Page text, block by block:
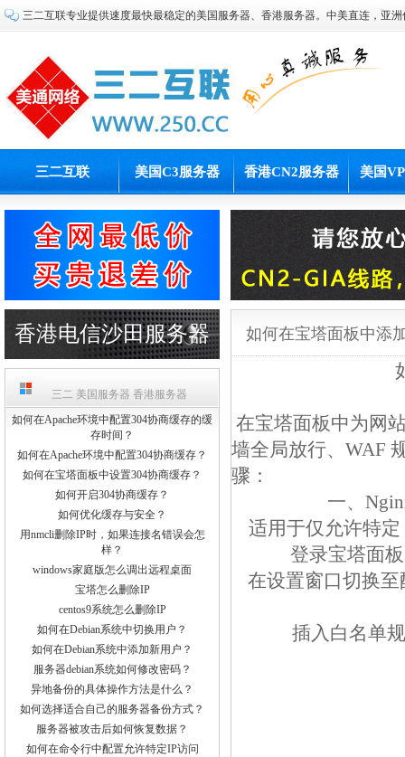
三二互联专业提供速度最快最稳定的美国服务器、香港服务器。中美直连，亚洲
三二互联 美国C3服务器 香港CN2服务器 美国
香港电信沙田服务器
三二 美国服务器 香港服务器
如何在Apache环境中配置304协商缓存的缓
存时间？
如何在Apache环境中配置304协商缓存？
如何在宝塔面板中设置304协商缓存？
如何开启304协商缓存？
如何优化缓存与安全？
用nmcli删除IP时，如果连接名错误会怎
样？
windows家庭版怎么调出远程桌面
宝塔怎么删除IP
centos9系统怎么删除IP
如何在Debian系统中切换用户？
如何在Debian系统中添加新用户？
服务器debian系统如何修改密码？
异地备份的具体操作方法是什么？
如何选择适合自己的服务器备份方式？
服务器被攻击后如何恢复数据？
如何在命令行中配置允许特定IP访问
如何在宝塔面板中添
在宝塔面板中为网
墙全局放行、WAF
骤：
一、
适用于仅允许特
登录宝塔面
在设置窗口切换至
插入白名单